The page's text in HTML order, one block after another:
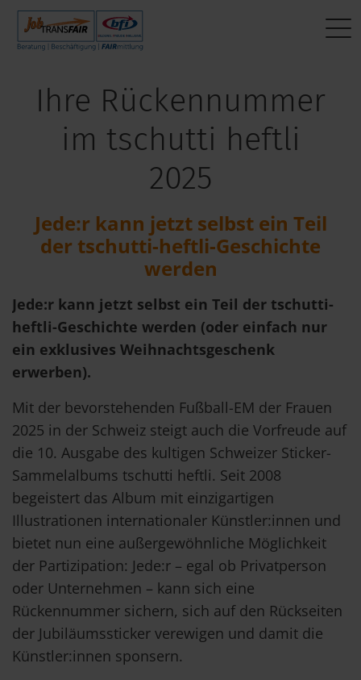
Ihre Rückennummer
im tschutti heftli
2025
Jede:r kann jetzt selbst ein Teil
der tschutti-heftli-Geschichte
werden
Jede:r kann jetzt selbst ein Teil der tschutti-
heftli-Geschichte werden (oder einfach nur
ein exklusives Weihnachtsgeschenk
erwerben).
Mit der bevorstehenden Fußball-EM der Frauen
2025 in der Schweiz steigt auch die Vorfreude auf
die 10. Ausgabe des kultigen Schweizer Sticker-
Sammelalbums tschutti heftli. Seit 2008
begeistert das Album mit einzigartigen
Illustrationen internationaler Künstler:innen und
bietet nun eine außergewöhnliche Möglichkeit
der Partizipation: Jede:r – egal ob Privatperson
oder Unternehmen – kann sich eine
Rückennummer sichern, sich auf den Rückseiten
der Jubiläumssticker verewigen und damit die
Künstler:innen sponsern.
Aktuelle Jobs
Fragen & Antworten
Mein Weg zum Job
Beratung
Beschäftigung
JT-Portal
JobImpuls